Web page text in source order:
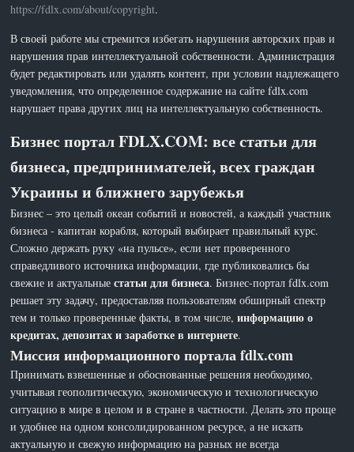
https://fdlx.com/about/copyright.
В своей работе мы стремится избегать нарушения авторских прав и
нарушения прав интеллектуальной собственности. Администрация
будет редактировать или удалять контент, при условии надлежащего
уведомления, что определенное содержание на сайте fdlx.com
нарушает права других лиц на интеллектуальную собственность.
Бизнес портал FDLX.COM: все статьи для
бизнеса, предпринимателей, всех граждан
Украины и ближнего зарубежья
Бизнес – это целый океан событий и новостей, а каждый участник
бизнеса - капитан корабля, который выбирает правильный курс.
Сложно держать руку «на пульсе», если нет проверенного
справедливого источника информации, где публиковались бы
свежие и актуальныестатьи для бизнеса. Бизнес-портал fdlx.com
решает эту задачу, предоставляя пользователям обширный спектр
тем и только проверенные факты, в том числе,информацию о
кредитах, депозитах и заработке в интернете.
Миссия информационного портала fdlx.com
Принимать взвешенные и обоснованные решения необходимо,
учитывая геополитическую, экономическую и технологическую
ситуацию в мире в целом и в стране в частности. Делать это проще
и удобнее на одном консолидированном ресурсе, а не искать
актуальную и свежую информацию на разных не всегда